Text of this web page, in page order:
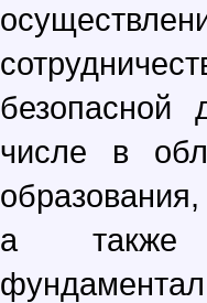
безопасной
числе в
а также